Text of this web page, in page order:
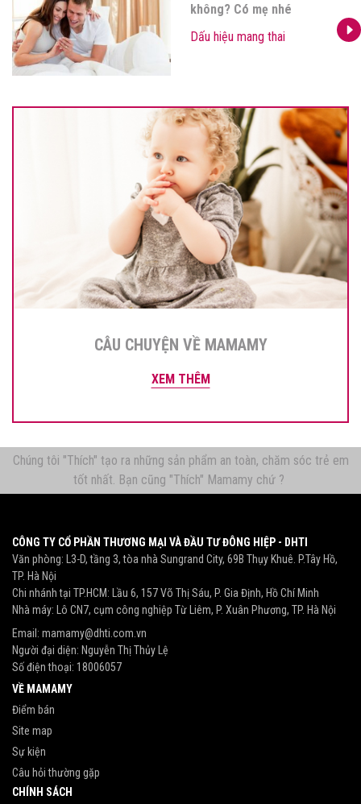
que không?
chuyên gia
CÂU CHUYỆN VỀ MAMAMY
XEM THÊM
Chúng tôi "Thích" tạo ra những sản phẩm an toàn, chăm sóc trẻ em
tốt nhất. Bạn cũng "Thích" Mamamy chứ ?
CÔNG TY CỔ PHẦN THƯƠNG MẠI VÀ ĐẦU TƯ ĐÔNG HIỆP - DHTI
Văn phòng: L3-D, tầng 3, tòa nhà Sungrand City, 69B Thụy Khuê. P.Tây Hồ,
TP. Hà Nội
Chi nhánh tại TP.HCM: Lầu 6, 157 Võ Thị Sáu, P. Gia Định, Hồ Chí Minh
Nhà máy: Lô CN7, cụm công nghiệp Từ Liêm, P. Xuân Phương, TP. Hà Nội
Email: mamamy@dhti.com.vn
Người đại diện: Nguyễn Thị Thủy Lệ
Số điện thoại: 18006057
VỀ MAMAMY
Điểm bán
Site map
Sự kiện
Câu hỏi thường gặp
CHÍNH SÁCH